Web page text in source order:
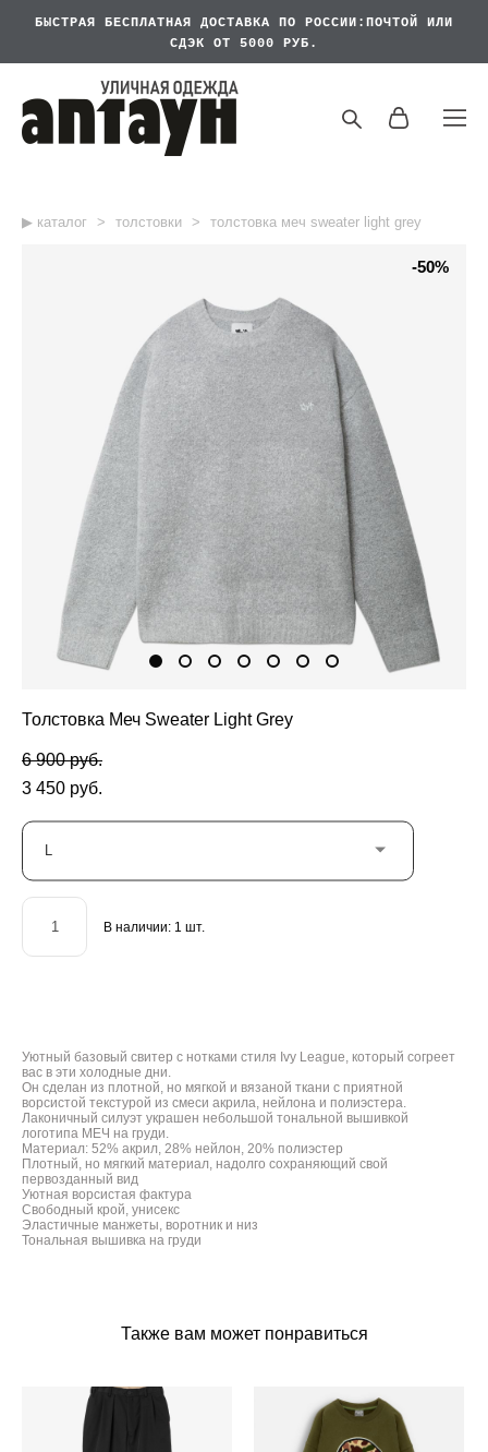
БЫСТРАЯ БЕСПЛАТНАЯ
ДОСТАВКА ПО РОССИИ:ПОЧТОЙ ИЛИ
СДЭК ОТ 5000 РУБ.
▶︎ каталог > толстовки > толстовка меч sweater light grey
-50%
Толстовка Меч Sweater Light Grey
6 900 pуб.
3 450 pуб.
L
В наличии: 1 шт.
Уютный базовый свитер с нотками стиля Ivy League, который согреет
вас в эти холодные дни.
Он сделан из плотной, но мягкой и вязаной ткани с приятной
ворсистой текстурой из смеси акрила, нейлона и полиэстера.
Лаконичный силуэт украшен небольшой тональной вышивкой
логотипа МЕЧ на груди.
Материал: 52% акрил, 28% нейлон, 20% полиэстер
Плотный, но мягкий материал, надолго сохраняющий свой
первозданный вид
Уютная ворсистая фактура
Свободный крой, унисекс
Эластичные манжеты, воротник и низ
Тональная вышивка на груди
Также вам может понравиться